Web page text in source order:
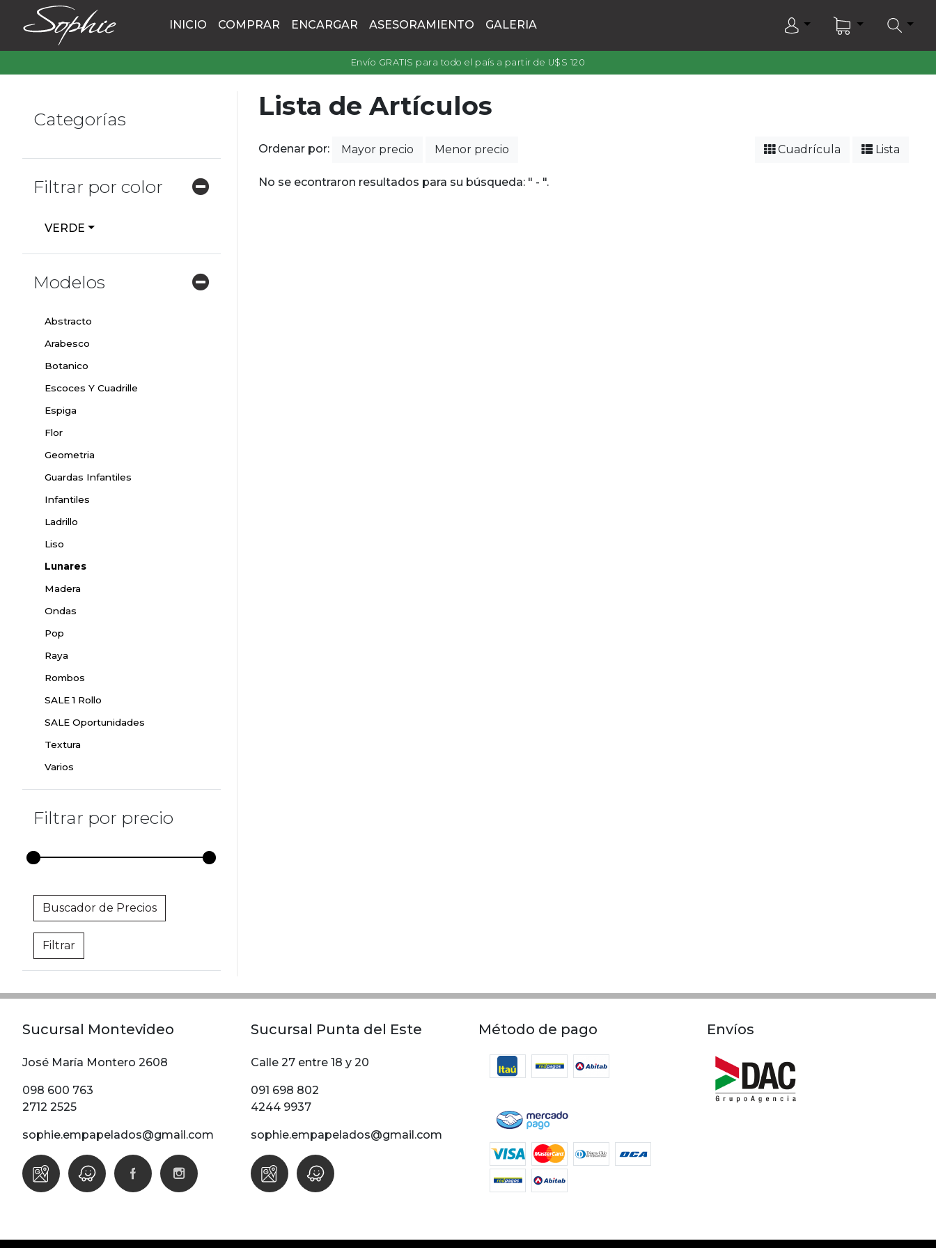
INICIO COMPRAR ENCARGAR ASESORAMIENTO GALERIA
Envío GRATIS para todo el país a partir de U$S 120
Categorías
Filtrar por color
VERDE
Modelos
Abstracto
Arabesco
Botanico
Escoces Y Cuadrille
Espiga
Flor
Geometria
Guardas Infantiles
Infantiles
Ladrillo
Liso
Lunares
Madera
Ondas
Pop
Raya
Rombos
SALE 1 Rollo
SALE Oportunidades
Textura
Varios
Filtrar por precio
Lista de Artículos
Ordenar por: Mayor precio Menor precio Cuadrícula Lista
No se econtraron resultados para su búsqueda: " - ".
Sucursal Montevideo
José María Montero 2608
098 600 763
2712 2525
sophie.empapelados@gmail.com
Sucursal Punta del Este
Calle 27 entre 18 y 20
091 698 802
4244 9937
sophie.empapelados@gmail.com
Método de pago Envíos